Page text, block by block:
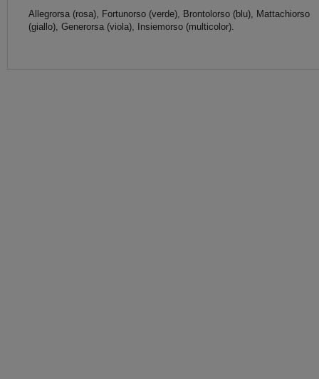
Allegrorsa (rosa), Fortunorso (verde), Brontolorso (blu), Mattachiorso
(giallo), Generorsa (viola), Insiemorso (multicolor).